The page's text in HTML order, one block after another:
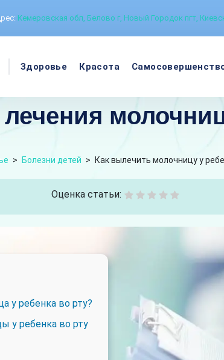
Кемеровская обл, Белово г, Новый Городок пгт,
Здоровье Красота
> Болезни детей > Как вылечить молочницу у
Оценка статьи:
у ребенка во рту?
у ребенка во рту